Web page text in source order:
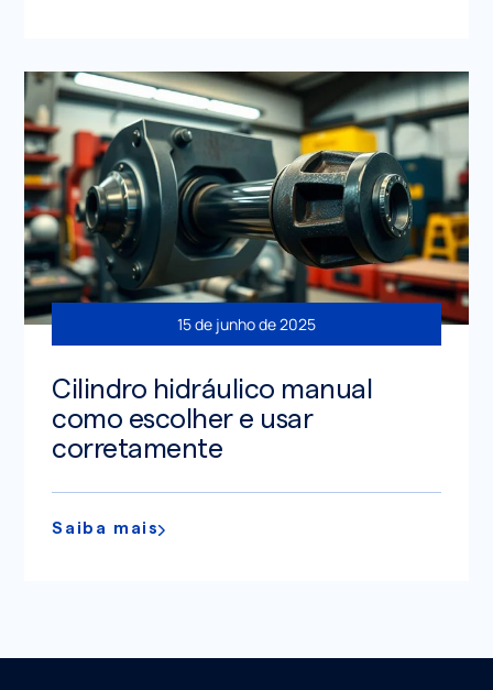
15 de junho de 2025
Cilindro hidráulico manual
como escolher e usar
corretamente
Saiba mais